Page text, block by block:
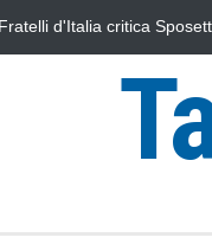
Fratelli d'Italia critica